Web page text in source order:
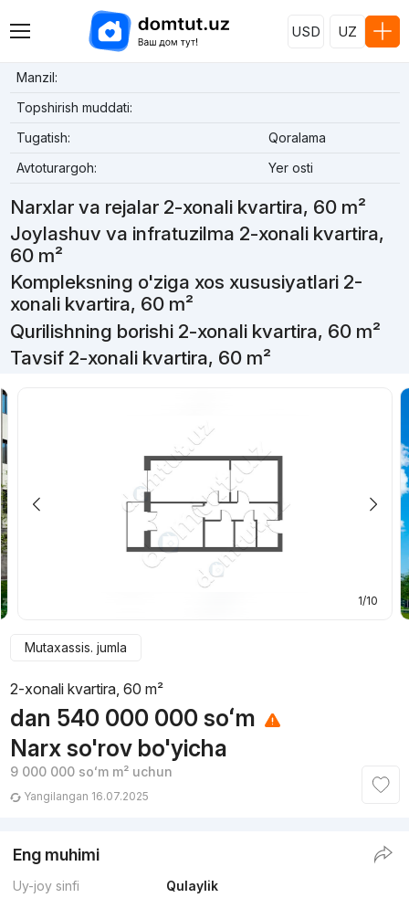
USD UZ
Manzil:
Topshirish muddati:
Tugatish:
Qoralama
Avtoturargoh:
Yer osti
Narxlar va rejalar 2-xonali kvartira, 60 m²
Joylashuv va infratuzilma 2-xonali kvartira,
60 m²
Kompleksning o'ziga xos xususiyatlari 2-
xonali kvartira, 60 m²
Qurilishning borishi 2-xonali kvartira, 60 m²
Tavsif 2-xonali kvartira, 60 m²
1/10
Mutaxassis. jumla
2-xonali kvartira, 60 m²
dan 540 000 000 soʻm
Narx so'rov bo'yicha
9 000 000 soʻmm² uchun
Yangilangan 16.07.2025
Eng muhimi
Uy-joy sinfi
Qulaylik